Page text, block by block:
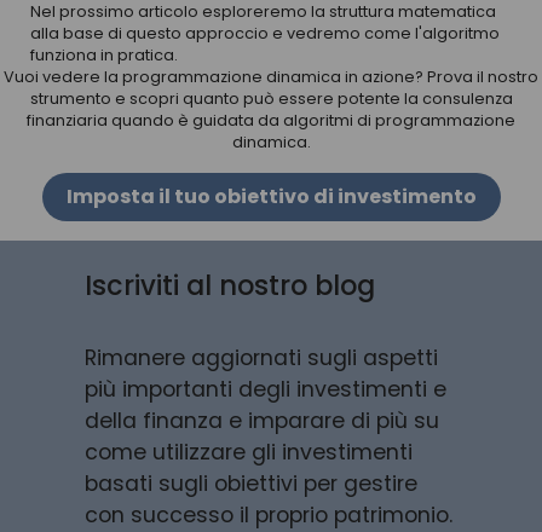
Nel prossimo articolo esploreremo la struttura matematica
alla base di questo approccio e vedremo come l'algoritmo
funziona in pratica.
Vuoi vedere la programmazione dinamica in azione? Prova il nostro
strumento e scopri quanto può essere potente la consulenza
finanziaria quando è guidata da algoritmi di programmazione
dinamica.
Imposta il tuo obiettivo di investimento
Iscriviti al nostro blog
Rimanere aggiornati sugli aspetti
più importanti degli investimenti e
della finanza e imparare di più su
come utilizzare gli investimenti
basati sugli obiettivi per gestire
con successo il proprio patrimonio.